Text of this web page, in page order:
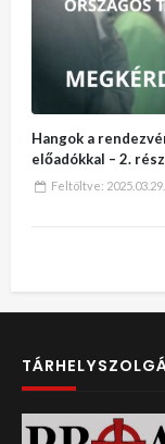
Hangok a
előadókkal – 2. rész
Feltöltve: 2025.03.29.